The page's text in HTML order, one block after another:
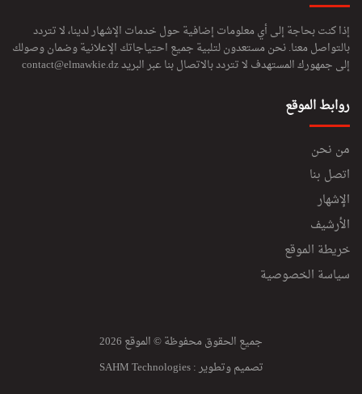
إذا كنت بحاجة إلى أي معلومات إضافية حول خدمات الإشهار لدينا، لا تتردد
بالتواصل معنا. نحن مستعدون لتلبية جميع احتياجاتك الإعلانية وضمان وصولك
إلى جمهورك المستهدف لا تتردد بالاتصال بنا عبر البريدcontact@elmawkie.dz
روابط الموقع
من نحن
اتصل بنا
الإشهار
الأرشيف
خريطة الموقع
سياسة الخصوصية
جميع الحقوق محفوظة © الموقع 2026
تصميم وتطوير :SAHM Technologies